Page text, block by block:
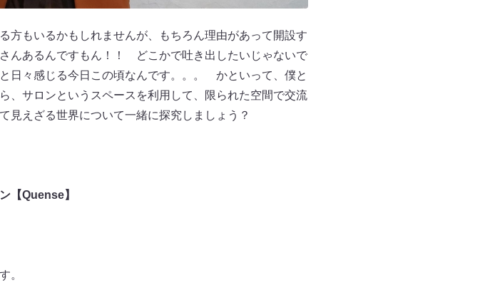
方もいるかもしれませんが、もちろん理由があって開設す
んあるんですもん！！ どこかで吐き出したいじゃないで
日々感じる今日この頃なんです。。。 かといって、僕と
、サロンというスペースを利用して、限られた空間で交流
えざる世界について一緒に探究しましょう？
【Quense】
。